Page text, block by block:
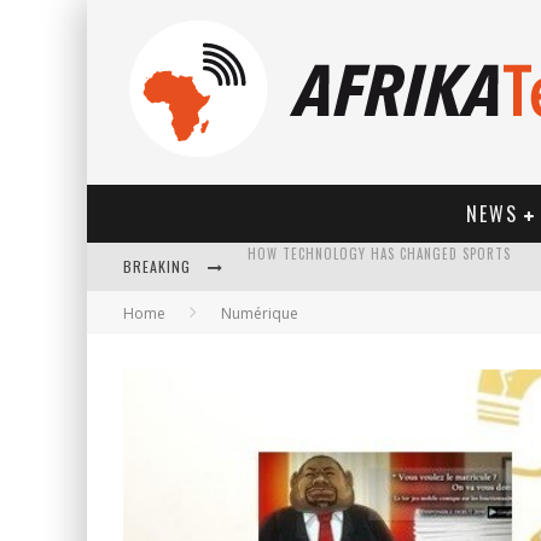
NEWS
BREAKING
HOW TECHNOLOGY HAS CHANGED SPORTS
Home Numérique